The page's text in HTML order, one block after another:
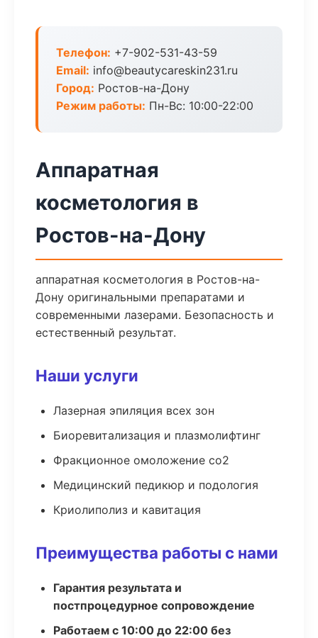
Телефон: +7-902-531-43-59
Email: info@beautycareskin231.ru
Город: Ростов-на-Дону
Режим работы: Пн-Вс: 10:00-22:00
Аппаратная
косметология в
Ростов-на-Дону
аппаратная косметология в Ростов-на-
Дону оригинальными препаратами и
современными лазерами. Безопасность и
естественный результат.
Наши услуги
Лазерная эпиляция всех зон
Биоревитализация и плазмолифтинг
Фракционное омоложение co2
Медицинский педикюр и подология
Криолиполиз и кавитация
Преимущества работы с нами
Гарантия результата и
постпроцедурное сопровождение
Работаем с 10:00 до 22:00 без